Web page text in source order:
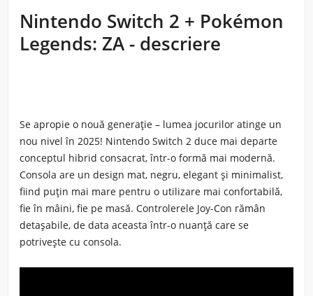
Nintendo Switch 2 + Pokémon
Legends: ZA - descriere
Se apropie o nouă generație – lumea jocurilor atinge un
nou nivel în 2025! Nintendo Switch 2 duce mai departe
conceptul hibrid consacrat, într-o formă mai modernă.
Consola are un design mat, negru, elegant și minimalist,
fiind puțin mai mare pentru o utilizare mai confortabilă,
fie în mâini, fie pe masă. Controlerele Joy-Con rămân
detașabile, de data aceasta într-o nuanță care se
potrivește cu consola.